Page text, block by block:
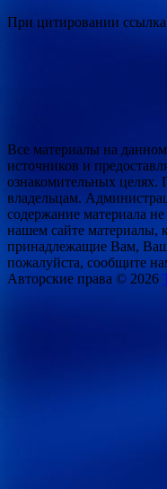
При цитировании ссылка
Все материалы на
источников и
ознакомительных целях.
владельцам.
содержание материала
нашем сайте материалы,
принадлежащие Вам,
пожалуйста, сообщите
Авторские права © 2026